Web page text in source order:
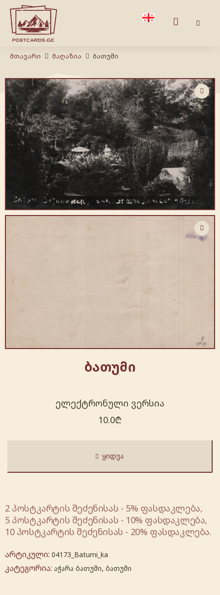
Მთავარი Მაღაზია ბათუმი
ბათუმი
ელექტრონული ვერსია
10.0₾
ᲧᲘᲓᲕᲐ
2 პოსტკარტის შეძენისას - 5% ფასდაკლება,
5 პოსტკარტის შეძენისას - 10% ფასდაკლება,
10 პოსტკარტის შეძენისას - 20% ფასდაკლება.
არტიკული: 04173_Batumi_ka
კატეგორია: აჭარა ბათუმი, ბათუმი